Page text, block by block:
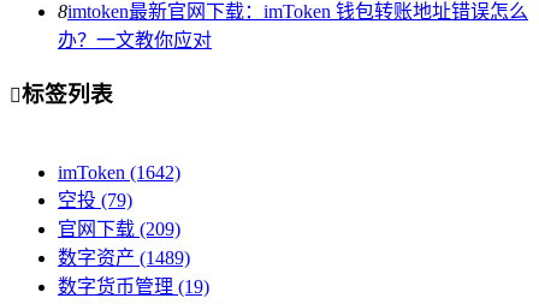
8imtoken最新官网下载：imToken 钱包转账地址错误怎么
办？一文教你应对
标签列表
imToken (1642)
空投 (79)
官网下载 (209)
数字资产 (1489)
数字货币管理 (19)